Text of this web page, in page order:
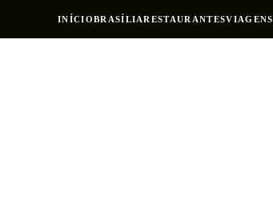
INÍCIOBRASÍLIARESTAURANTESVIAGENS